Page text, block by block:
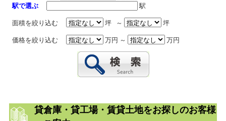
駅で選ぶ
駅
面積を絞り込む 坪 ～ 坪
価格を絞り込む 万円 ～ 万円
貸倉庫・貸工場・賃貸土地をお探しのお客様